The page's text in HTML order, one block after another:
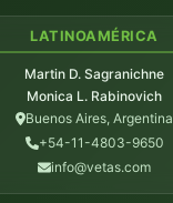
LATINOAMÉRICA
Martin D. Sagranichne
Monica L. Rabinovich
Buenos Aires, Argentina
+54-11-4803-9650
info@vetas.com